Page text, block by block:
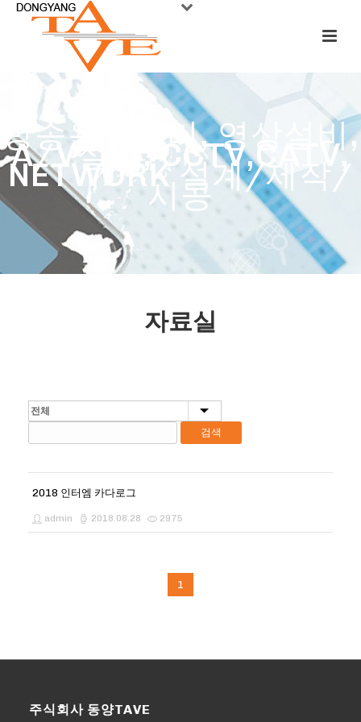
방송음향설비, 영상설비,
A/V설비, CCTV,CATV,
NETWORK 설계/제작/
시공
자료실
검색
2018 인터엠 카다로그
admin 2018.08.28 2975
1
주식회사 동양TAVE